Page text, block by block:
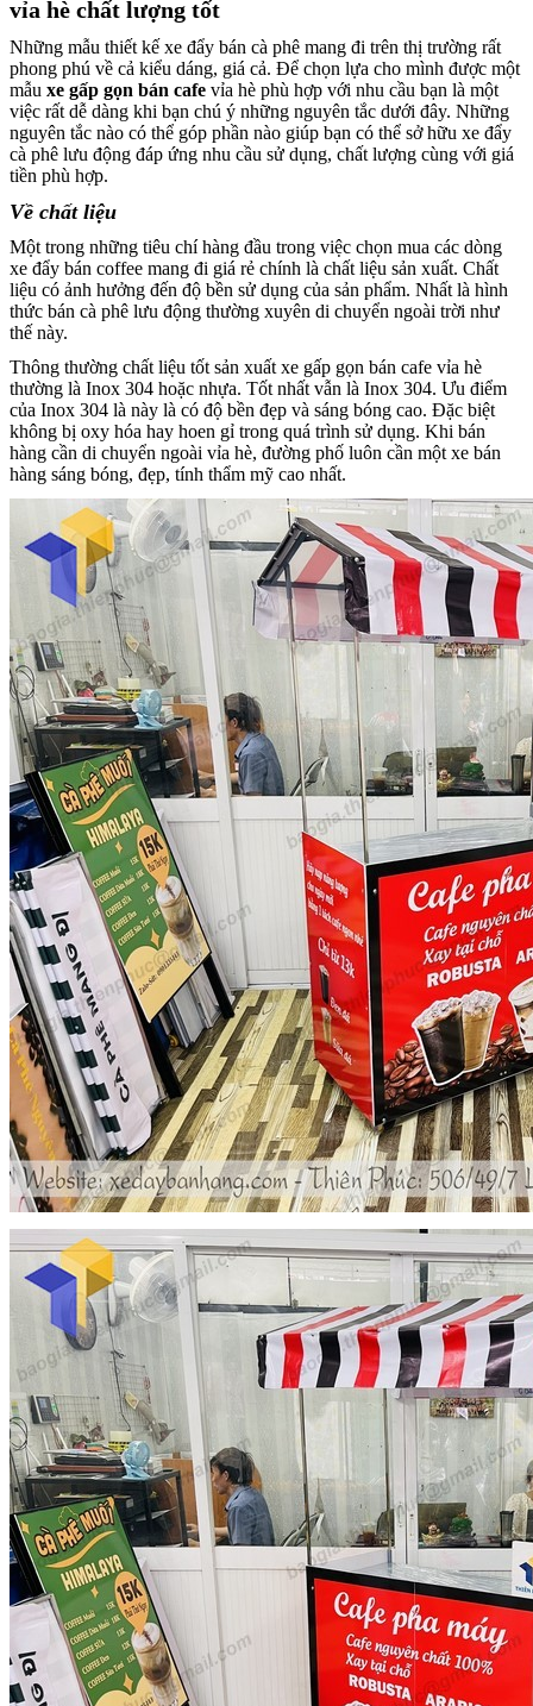
vỉa hè chất lượng tốt
Những mẫu thiết kế xe đẩy bán cà phê mang đi trên thị trường rất
phong phú về cả kiểu dáng, giá cả. Để chọn lựa cho mình được một
mẫu xe gấp gọn bán cafe vỉa hè phù hợp với nhu cầu bạn là một
việc rất dễ dàng khi bạn chú ý những nguyên tắc dưới đây. Những
nguyên tắc nào có thể góp phần nào giúp bạn có thể sở hữu xe đẩy
cà phê lưu động đáp ứng nhu cầu sử dụng, chất lượng cùng với giá
tiền phù hợp.
Về chất liệu
Một trong những tiêu chí hàng đầu trong việc chọn mua các dòng
xe đẩy bán coffee mang đi giá rẻ chính là chất liệu sản xuất. Chất
liệu có ảnh hưởng đến độ bền sử dụng của sản phẩm. Nhất là hình
thức bán cà phê lưu động thường xuyên di chuyển ngoài trời như
thế này.
Thông thường chất liệu tốt sản xuất xe gấp gọn bán cafe vỉa hè
thường là Inox 304 hoặc nhựa. Tốt nhất vẫn là Inox 304. Ưu điểm
của Inox 304 là này là có độ bền đẹp và sáng bóng cao. Đặc biệt
không bị oxy hóa hay hoen gỉ trong quá trình sử dụng. Khi bán
hàng cần di chuyển ngoài vỉa hè, đường phố luôn cần một xe bán
hàng sáng bóng, đẹp, tính thẩm mỹ cao nhất.